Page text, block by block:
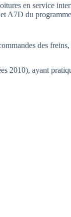
en service
A7D du
des
2010), ayant